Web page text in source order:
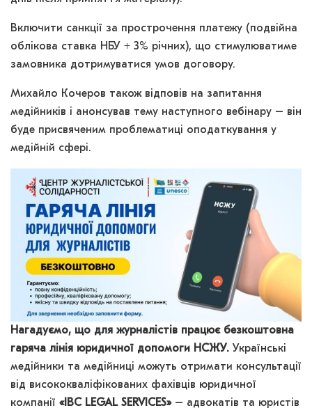
Включити санкції за прострочення платежу (подвійна
облікова ставка НБУ + 3% річних), що стимулюватиме
замовника дотримуватися умов договору.
Михайло Кочеров також відповів на запитання
медійників і анонсував тему наступного вебінару – він
буде присвяченим проблематиці оподаткування у
медійній сфері.
Нагадуємо, що для журналістів працює безкоштовна
гаряча лінія юридичної допомоги НСЖУ. Українські
медійники та медійниці можуть отримати консультації
від висококваліфікованих фахівців юридичної
компанії «IBC LEGAL SERVICES»– адвокатів та юристів